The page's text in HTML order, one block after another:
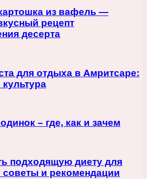
из вафель —
рецепт
десерта
для отдыха в Амритсаре:
– где, как и зачем
подходящую диету для
советы и рекомендации